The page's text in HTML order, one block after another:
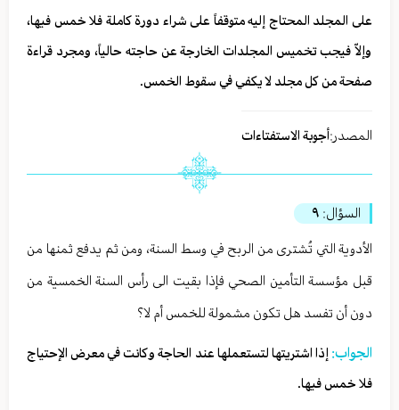
على المجلد المحتاج إليه متوقفاً على شراء دورة كاملة فلا خمس فيها،
وإلاّ فيجب تخميس المجلدات الخارجة عن حاجته حالياً، ومجرد قراءة
صفحة من كل مجلد لا يكفي في سقوط الخمس.
المصدر:أجوبة الاستفتاءات
السؤال: ٩
الأدوية التي تُشترى من الربح في وسط السنة، ومن ثم يدفع ثمنها من
قبل مؤسسة التأمين الصحي فإذا بقيت الى رأس السنة الخمسية من
دون أن تفسد هل تكون مشمولة للخمس أم لا؟
الجواب: إذا اشتريتها لتستعملها عند الحاجة وكانت في معرض الإحتياج
فلا خمس فيها.